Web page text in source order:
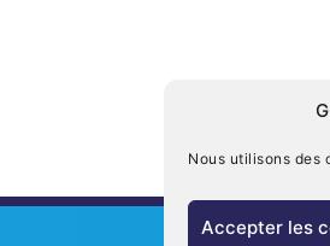
Nous utilisons des
Accepter les